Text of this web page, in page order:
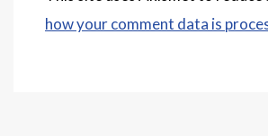
how your comment data is